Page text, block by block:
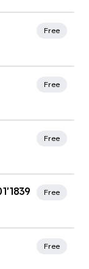
Free
Free
Free
Free
Free